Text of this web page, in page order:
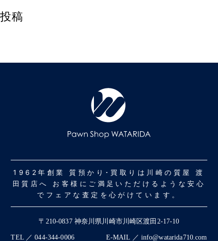
投稿
1962年創業 質預かり･買取りは川崎の質屋 渡
田質店へ お客様にご満足いただけるような安心
でフェアな査定を心がけています。
〒210-0837 神奈川県川崎市川崎区渡田2-17-10
TEL ／ 044-344-0006 E-MAIL ／ info@watarida710.com